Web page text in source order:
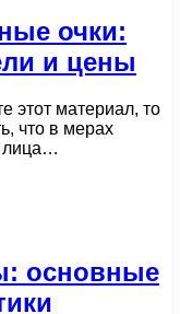
очки:
и цены
этот материал, то
что в мерах
лица…
основные